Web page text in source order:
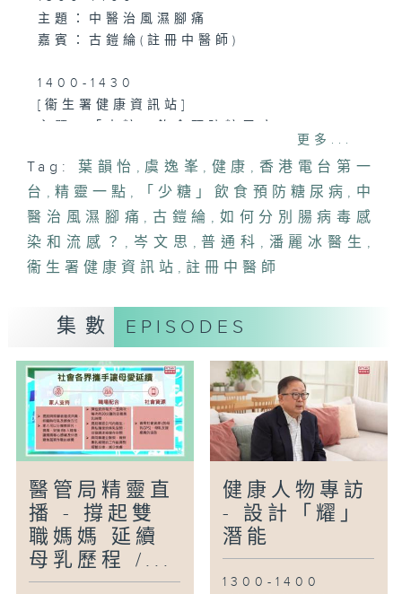
主題：中醫治風濕腳痛
嘉賓：古鎧綸(註冊中醫師)
1400-1430
[衞生署健康資訊站]
嘉賓：岑文思(衞生署健康促進處營養師)
1430-1500
主題：如何分別腸病毒感染和流感？
嘉賓：潘麗冰醫生(普通科醫生)
更多...
Tag: 葉韻怡 , 虞逸峯 , 健康 , 香港電台第一
台 , 精靈一點 , 「少糖」飲食預防糖尿病 , 中
醫治風濕腳痛 , 古鎧綸 , 如何分別腸病毒感
染和流感？ , 岑文思 , 普通科 , 潘麗冰醫生 ,
衞生署健康資訊站 ,註冊中醫師
集數 EPISODES
醫管局精靈直
播 - 撐起雙
職媽媽 延續
母乳歷程 /...
健康人物專訪
- 設計「耀」
潛能
1300-1400